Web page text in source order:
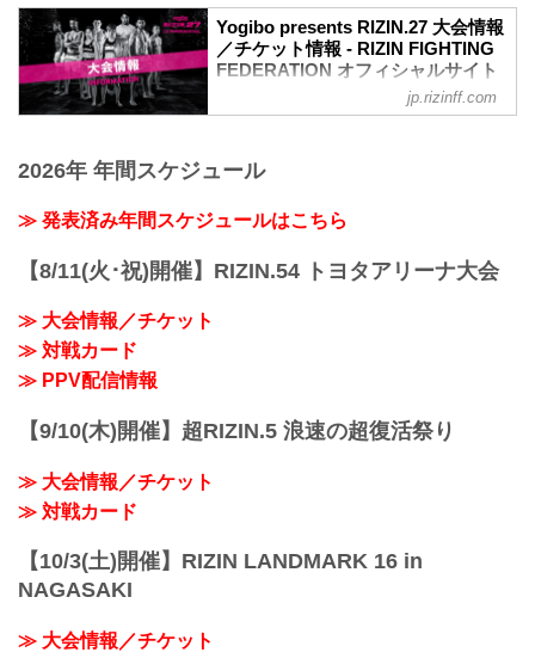
Yogibo presents RIZIN.27 大会情報
／チケット情報 - RIZIN FIGHTING
FEDERATION オフィシャルサイト
youtu.be
名称
日時
2021年3月21日（日）12:30開場／14:00開
※試合内容、イベント進行によって終了
jp.rizinff.com
2026年 年間スケジュール
≫ 発表済み年間スケジュールはこちら
【8/11(火･祝)開催】RIZIN.54 トヨタアリーナ大会
≫ 大会情報／チケット
≫ 対戦カード
≫ PPV配信情報
【9/10(木)開催】超RIZIN.5 浪速の超復活祭り
≫ 大会情報／チケット
≫ 対戦カード
【10/3(土)開催】RIZIN LANDMARK 16 in
NAGASAKI
≫ 大会情報／チケット